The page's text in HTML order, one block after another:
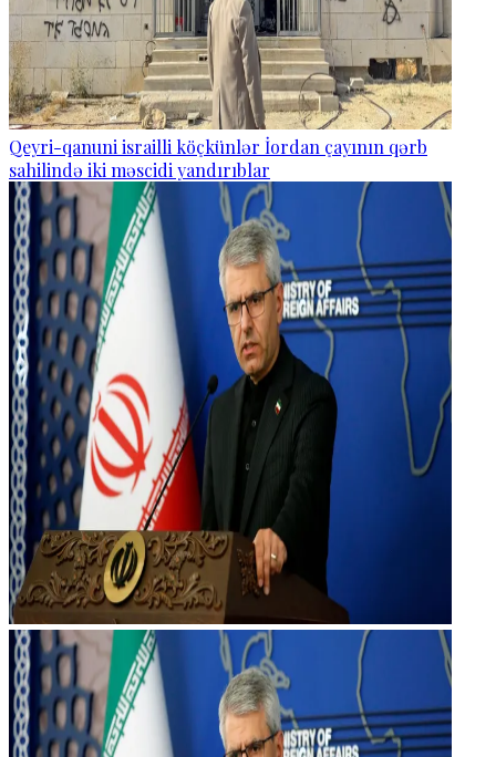
Qeyri-qanuni israilli köçkünlər İordan çayının qərb
sahilində iki məscidi yandırıblar